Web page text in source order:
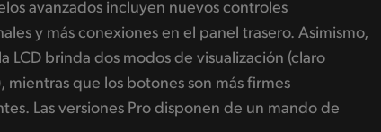
avanzados incluyen nuevos controles
y más conexiones en el panel trasero. Asimismo,
LCD brinda dos modos de visualización (claro
mientras que los botones son más firmes
Las versiones Pro disponen de un mando de
grabadores tradicionales. A su vez, las dos
para soportes de almacenamiento permiten
sin interrumpir la grabación. Los modelos más
disponen de un altavoz y una conexión frontal